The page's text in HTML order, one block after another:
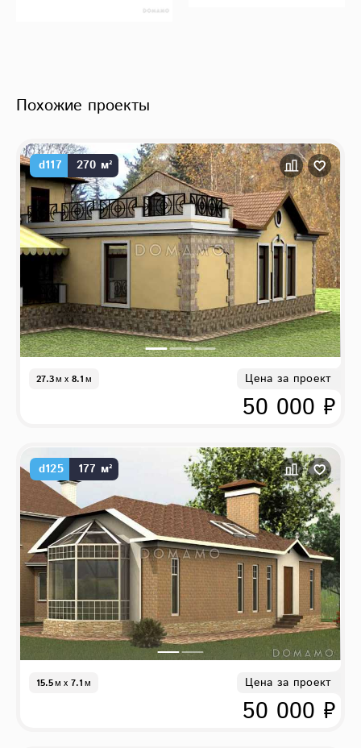
Похожие проекты
d117 270 м²
27.3м x 8.1м Цена за проект
50 000 ₽
d125 177 м²
15.5м x 7.1м Цена за проект
50 000 ₽